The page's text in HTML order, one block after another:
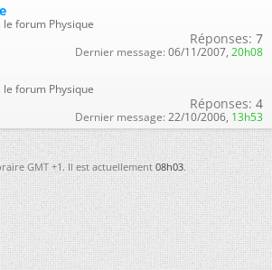
forum Physique
Réponses: 7
Dernier message: 06/11/2007, 20h08
forum Physique
Réponses: 4
Dernier message: 22/10/2006, 13h53
GMT +1. Il est actuellement08h03.